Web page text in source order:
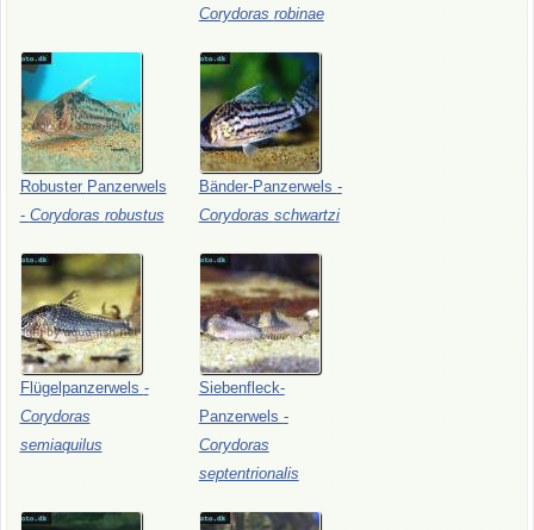
Corydoras robinae
Robuster Panzerwels
- Corydoras robustus
Bänder-Panzerwels -
Corydoras schwartzi
Flügelpanzerwels -
Corydoras
semiaquilus
Siebenfleck-
Panzerwels -
Corydoras
septentrionalis